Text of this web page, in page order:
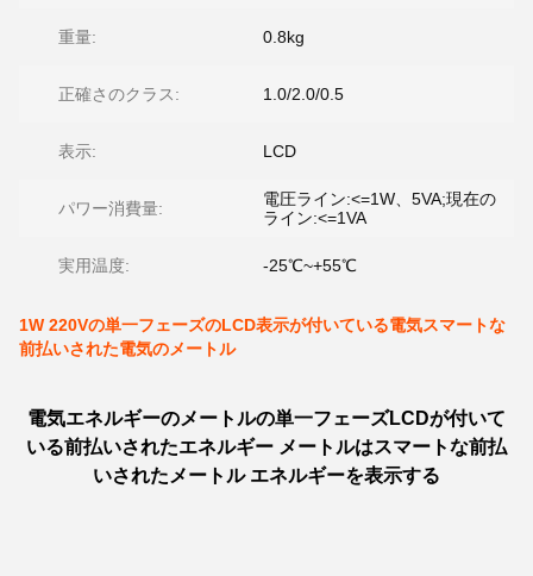
重量: 0.8kg
正確さのクラス: 1.0/2.0/0.5
表示: LCD
パワー消費量:
電圧ライン:<=1W、5VA;現在の
ライン:<=1VA
実用温度: -25℃~+55℃
1W 220Vの単一フェーズのLCD表示が付いている電気スマートな
前払いされた電気のメートル
電気エネルギーのメートルの単一フェーズLCDが付いて
いる前払いされたエネルギー メートルはスマートな前払
いされたメートル エネルギーを表示する